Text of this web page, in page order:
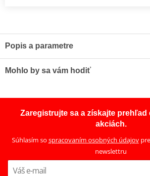
Popis a parametre
PDF Mounting sheet - montážní list
Mohlo by sa vám hodiť
priemer 10
Zaregistrujte sa a získajte prehľad
akciách.
Súhlasím so spracovaním osobných údajovpre
newslettru